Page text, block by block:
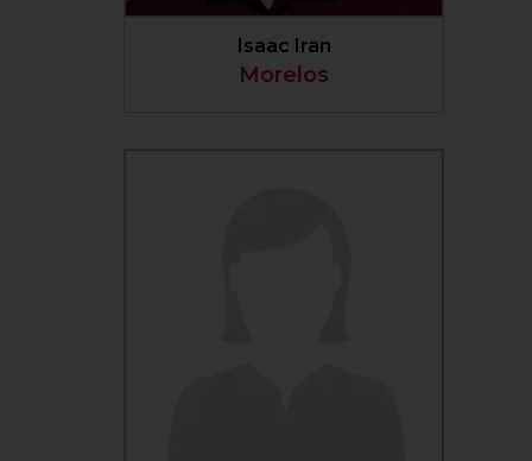
Isaac Iran
Morelos